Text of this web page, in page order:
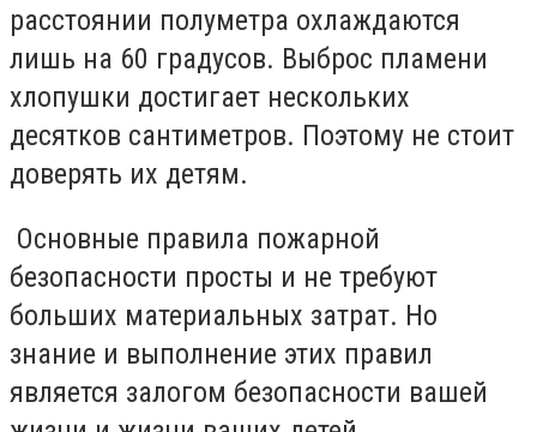
расстоянии полуметра охлаждаются
лишь на 60 градусов. Выброс пламени
хлопушки достигает нескольких
десятков сантиметров. Поэтому не стоит
доверять их детям.
Основные правила пожарной
безопасности просты и не требуют
больших материальных затрат. Но
знание и выполнение этих правил
является залогом безопасности вашей